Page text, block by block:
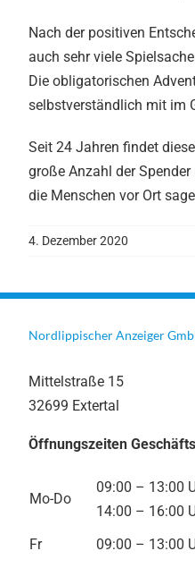
Nach der positiven
auch sehr viele
Die obligatorischen
selbstverständlich mit im
Seit 24 Jahren findet
große Anzahl der
die Menschen vor Ort
4. Dezember 2020
Nordlippischer Anzeiger
Mittelstraße 15
32699 Extertal
Öffnungszeiten
Mo-Do
09:00 – 13:00
14:00 – 16:00
Fr
09:00 – 13:00